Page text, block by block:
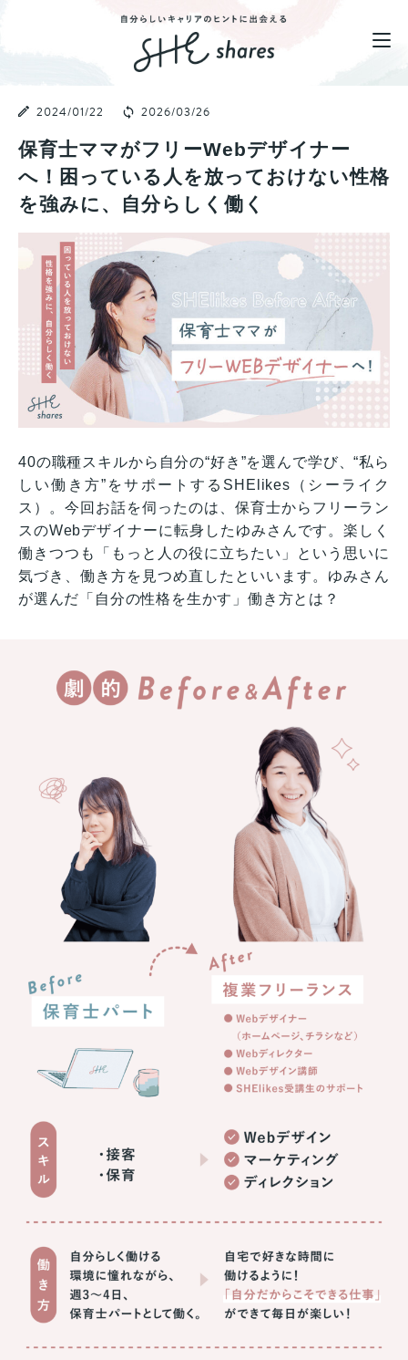
2024/01/22 2026/03/26
保育士ママがフリーWebデザイナー
へ！困っている人を放っておけない性格
を強みに、自分らしく働く
40の職種スキルから自分の“好き”を選んで学び、“私ら
しい働き方”をサポートするSHElikes（シーライク
ス）。今回お話を伺ったのは、保育士からフリーラン
スのWebデザイナーに転身したゆみさんです。楽しく
働きつつも「もっと人の役に立ちたい」という思いに
気づき、働き方を見つめ直したといいます。ゆみさん
が選んだ「自分の性格を生かす」働き方とは？